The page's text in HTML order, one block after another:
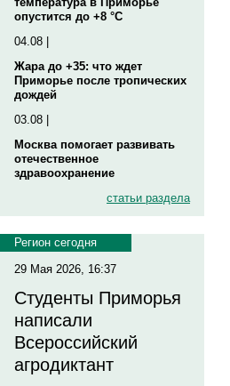
опустится до +8 °C
04.08 |
Жара до +35: что ждет
Приморье после тропических
дождей
03.08 |
Москва помогает развивать
отечественное
здравоохранение
статьи раздела
Регион сегодня
29 Мая 2026, 16:37
Студенты Приморья
написали
Всероссийский
агродиктант